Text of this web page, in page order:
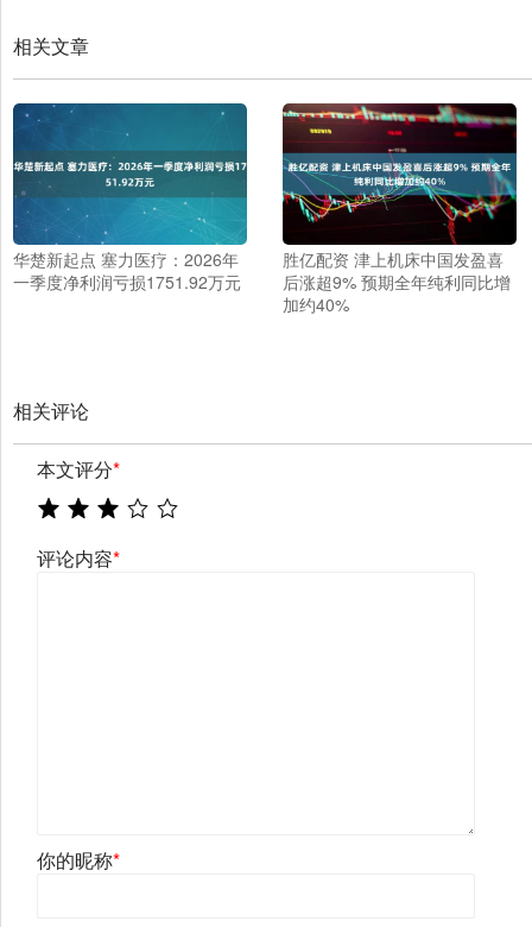
相关文章
华楚新起点 塞力医疗：2026年
一季度净利润亏损1751.92万元
胜亿配资 津上机床中国发盈喜
后涨超9% 预期全年纯利同比增
加约40%
相关评论
本文评分*
评论内容*
你的昵称*